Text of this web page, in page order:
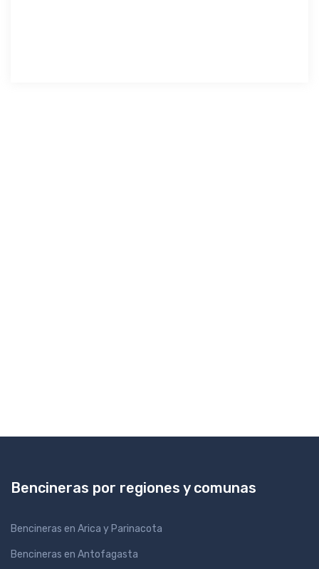
Bencineras por regiones y comunas
Bencineras en Arica y Parinacota
Bencineras en Antofagasta